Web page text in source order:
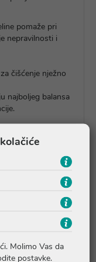
pomaže pri
nepravilnosti i
čišćenje nježno
najboljeg balansa
Molimo Vas da
postavke.